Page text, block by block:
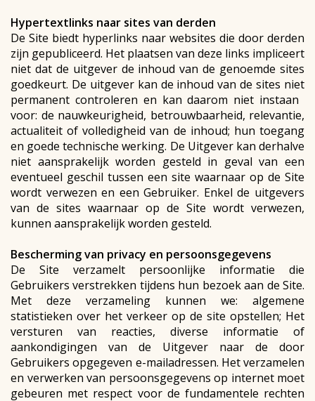
Hypertextlinks naar sites van derden
De Site biedt hyperlinks naar websites die door derden
zijn gepubliceerd. Het plaatsen van deze links impliceert
niet dat de uitgever de inhoud van de genoemde sites
goedkeurt. De uitgever kan de inhoud van de sites niet
permanent controleren en kan daarom niet instaan ​​
voor: de nauwkeurigheid, betrouwbaarheid, relevantie,
actualiteit of volledigheid van de inhoud; hun toegang
en goede technische werking. De Uitgever kan derhalve
niet aansprakelijk worden gesteld in geval van een
eventueel geschil tussen een site waarnaar op de Site
wordt verwezen en een Gebruiker. Enkel de uitgevers
van de sites waarnaar op de Site wordt verwezen,
kunnen aansprakelijk worden gesteld.
Bescherming van privacy en persoonsgegevens
De Site verzamelt persoonlijke informatie die
Gebruikers verstrekken tijdens hun bezoek aan de Site.
Met deze verzameling kunnen we: algemene
statistieken over het verkeer op de site opstellen; Het
versturen van reacties, diverse informatie of
aankondigingen van de Uitgever naar de door
Gebruikers opgegeven e-mailadressen. Het verzamelen
en verwerken van persoonsgegevens op internet moet
gebeuren met respect voor de fundamentele rechten